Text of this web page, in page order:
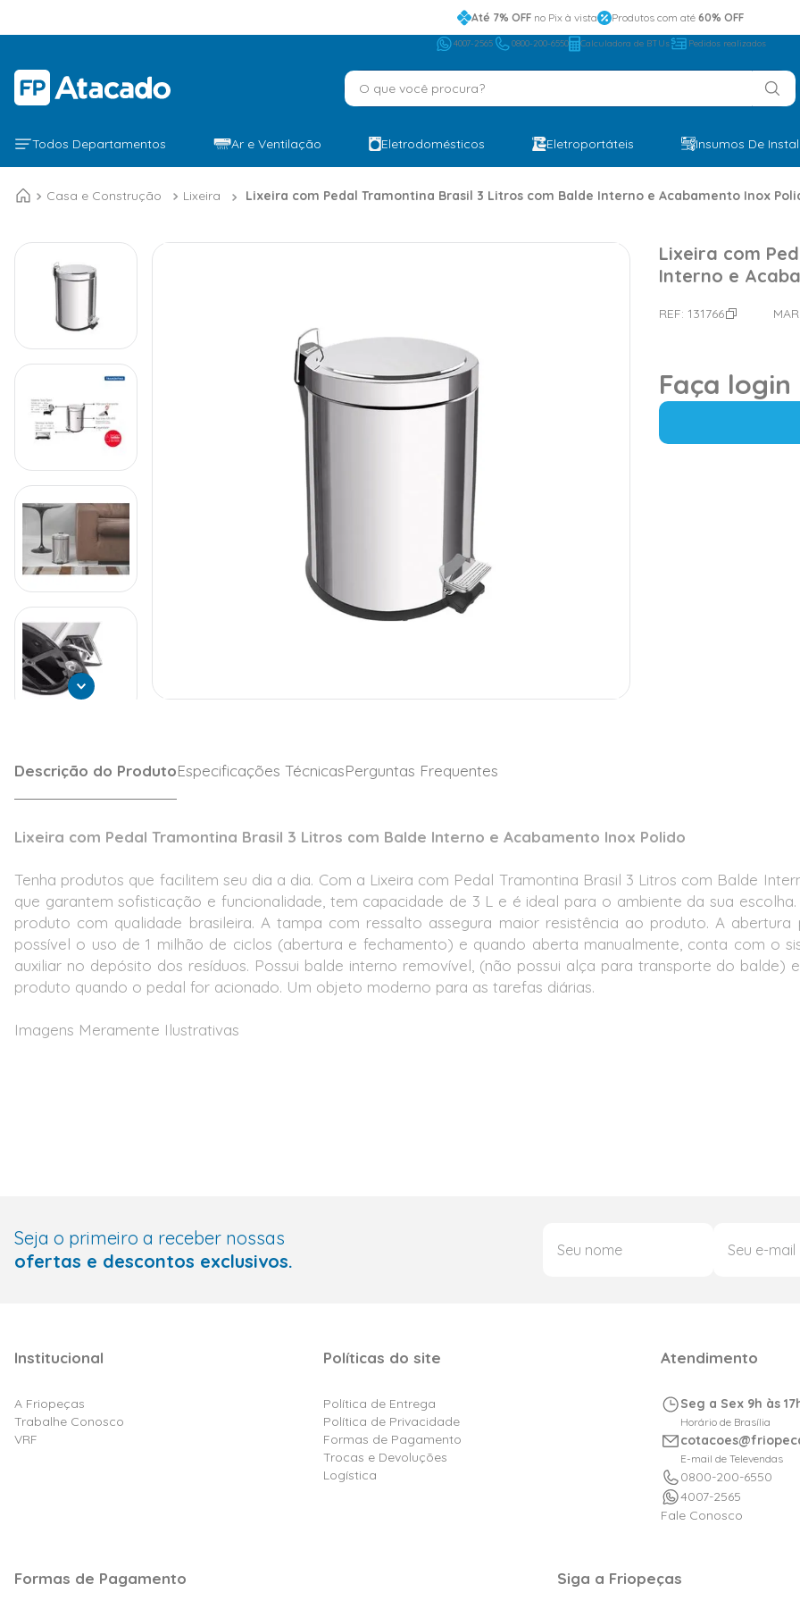
Até 7% OFFno Pix à vista Produtos com até 60% OFF
4007-2565 0800-200-6550 Calculadora de BTUs Pedidos realizados
O que você procura?
Todos Departamentos Ar e Ventilação Eletrodomésticos Eletroportáteis Insumos De
Casa e Construção Lixeira Lixeira com Pedal Tramontina Brasil 3 Litros com Balde Interno e Acabamento Inox
Lixeira com
Interno e
REF: 131766
Faça
Descrição do ProdutoEspecificações TécnicasPerguntas Frequentes
Lixeira com Pedal Tramontina Brasil 3 Litros com Balde Interno e Acabamento Inox Polido
Tenha produtos que facilitem seu dia a dia. Com a Lixeira com Pedal Tramontina Brasil 3 Litros com Balde
que garantem sofisticação e funcionalidade, tem capacidade de 3 L e é ideal para o ambiente da sua
produto com qualidade brasileira. A tampa com ressalto assegura maior resistência ao produto. A
possível o uso de 1 milhão de ciclos (abertura e fechamento) e quando aberta manualmente, conta com o
auxiliar no depósito dos resíduos. Possui balde interno removível, (não possui alça para transporte do
produto quando o pedal for acionado. Um objeto moderno para as tarefas diárias.
Imagens Meramente Ilustrativas
Seja o primeiro a receber nossas
ofertas e descontos exclusivos.
Institucional
A Friopeças
Trabalhe Conosco
VRF
Políticas do site
Política de Entrega
Política de Privacidade
Formas de Pagamento
Trocas e Devoluções
Logística
Atendimento
Seg a Sex 9h às
Horário de Brasília
E-mail de Televendas
0800-200-6550
4007-2565
Fale Conosco
Formas de Pagamento Siga a Friopeças